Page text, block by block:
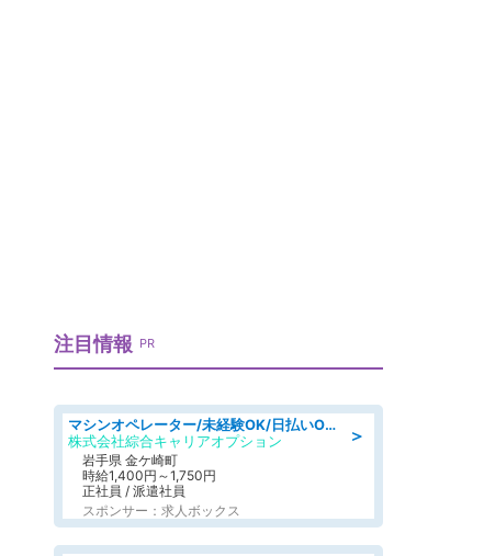
注目情報 PR
＞
マシンオペレーター/未経験OK/日払いOK/寮完備/交替制/20・30・40代活躍中
株式会社綜合キャリアオプション
岩手県 金ケ崎町
時給1,400円～1,750円
正社員 / 派遣社員
スポンサー：求人ボックス